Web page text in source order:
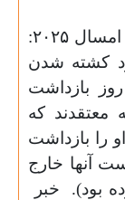
امسال ۲۰۲۵:
کشته شدن
روز بازداشت
معتقدند که
را بازداشت
آنها خارج
بود). خبر